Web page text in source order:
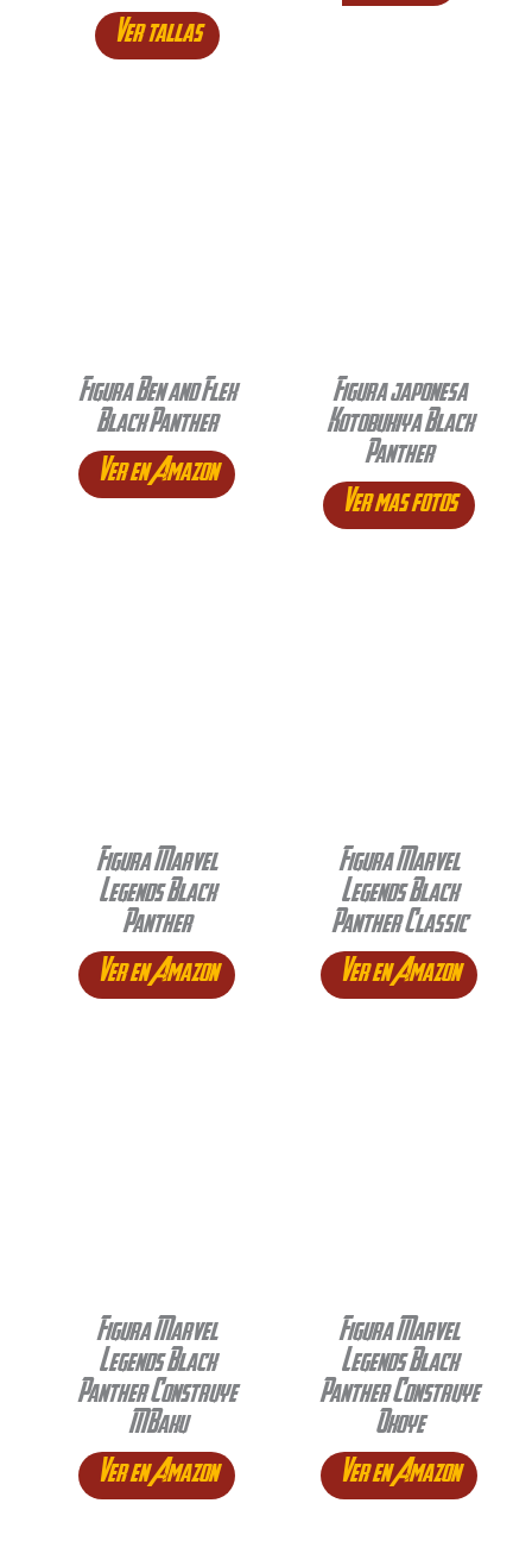
Ver tallas
Figura Ben and Flex
Black Panther
Ver en Amazon
Figura japonesa
Kotobukiya Black
Panther
Ver mas fotos
Figura Marvel
Legends Black
Panther
Ver en Amazon
Figura Marvel
Legends Black
Panther Classic
Ver en Amazon
Figura Marvel
Legends Black
Panther Construye
MBaku
Ver en Amazon
Figura Marvel
Legends Black
Panther Construye
Okoye
Ver en Amazon